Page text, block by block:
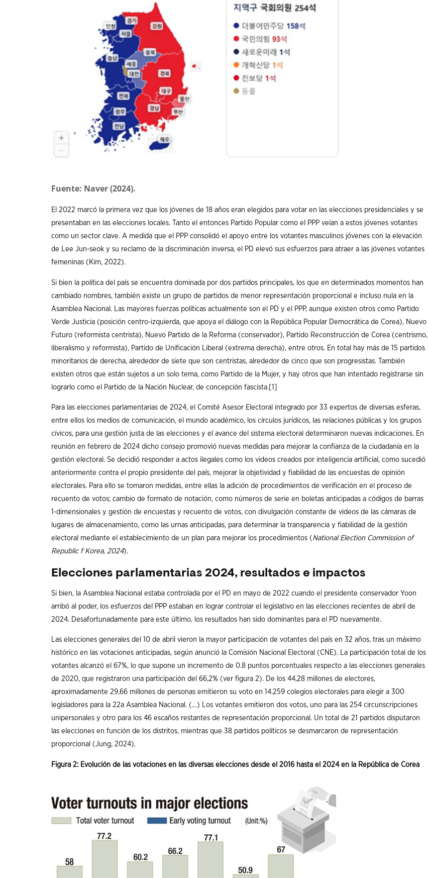
Fuente: Naver (2024).
El 2022 marcó la primera vez que los jóvenes de 18 años eran elegidos para votar en las elecciones presidenciales y se
presentaban en las elecciones locales. Tanto el entonces Partido Popular como el PPP veían a estos jóvenes votantes
como un sector clave. A medida que el PPP consolidó el apoyo entre los votantes masculinos jóvenes con la elevación
de Lee Jun-seok y su reclamo de la discriminación inversa, el PD elevó sus esfuerzos para atraer a las jóvenes votantes
femeninas (Kim, 2022).
Si bien la política del país se encuentra dominada por dos partidos principales, los que en determinados momentos han
cambiado nombres, también existe un grupo de partidos de menor representación proporcional e incluso nula en la
Asamblea Nacional. Las mayores fuerzas políticas actualmente son el PD y el PPP, aunque existen otros como Partido
Verde Justicia (posición centro-izquierda, que apoya el diálogo con la República Popular Democrática de Corea), Nuevo
Futuro (reformista centrista), Nuevo Partido de la Reforma (conservador), Partido Reconstrucción de Corea (centrismo,
liberalismo y reformista), Partido de Unificación Liberal (extrema derecha), entre otros. En total hay más de 15 partidos
minoritarios de derecha, alrededor de siete que son centristas, alrededor de cinco que son progresistas. También
existen otros que están sujetos a un solo tema, como Partido de la Mujer, y hay otros que han intentado registrarse sin
lograrlo como el Partido de la Nación Nuclear, de concepción fascista.[1]
Para las elecciones parlamentarias de 2024, el Comité Asesor Electoral integrado por 33 expertos de diversas esferas,
entre ellos los medios de comunicación, el mundo académico, los círculos jurídicos, las relaciones públicas y los grupos
cívicos, para una gestión justa de las elecciones y el avance del sistema electoral determinaron nuevas indicaciones. En
reunión en febrero de 2024 dicho consejo promovió nuevas medidas para mejorar la confianza de la ciudadanía en la
gestión electoral. Se decidió responder a actos ilegales como los videos creados por inteligencia artificial, como sucedió
anteriormente contra el propio presidente del país, mejorar la objetividad y fiabilidad de las encuestas de opinión
electorales. Para ello se tomaron medidas, entre ellas la adición de procedimientos de verificación en el proceso de
recuento de votos; cambio de formato de notación, como números de serie en boletas anticipadas a códigos de barras
1-dimensionales y gestión de encuestas y recuento de votos, con divulgación constante de videos de las cámaras de
lugares de almacenamiento, como las urnas anticipadas, para determinar la transparencia y fiabilidad de la gestión
electoral mediante el establecimiento de un plan para mejorar los procedimientos (National Election Commission of
Republic f Korea, 2024).
Elecciones parlamentarias 2024, resultados e impactos
Si bien, la Asamblea Nacional estaba controlada por el PD en mayo de 2022 cuando el presidente conservador Yoon
arribó al poder, los esfuerzos del PPP estaban en lograr controlar el legislativo en las elecciones recientes de abril de
2024. Desafortunadamente para este último, los resultados han sido dominantes para el PD nuevamente.
Las elecciones generales del 10 de abril vieron la mayor participación de votantes del país en 32 años, tras un máximo
histórico en las votaciones anticipadas, según anunció la Comisión Nacional Electoral (CNE). La participación total de los
votantes alcanzó el 67%, lo que supone un incremento de 0.8 puntos porcentuales respecto a las elecciones generales
de 2020, que registraron una participación del 66,2% (ver figura 2). De los 44,28 millones de electores,
aproximadamente 29,66 millones de personas emitieron su voto en 14.259 colegios electorales para elegir a 300
legisladores para la 22a Asamblea Nacional. (…) Los votantes emitieron dos votos, uno para las 254 circunscripciones
unipersonales y otro para los 46 escaños restantes de representación proporcional. Un total de 21 partidos disputaron
las elecciones en función de los distritos, mientras que 38 partidos políticos se desmarcaron de representación
proporcional (Jung, 2024).
Figura 2: Evolución de las votaciones en las diversas elecciones desde el 2016 hasta el 2024 en la República de Corea